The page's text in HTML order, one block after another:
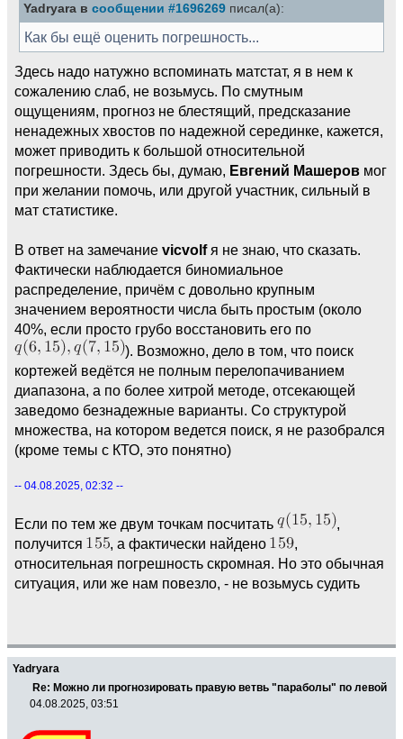
Yadryara в сообщении #1696269 писал(а):
Как бы ещё оценить погрешность...
Здесь надо натужно вспоминать матстат, я в нем к
сожалению слаб, не возьмусь. По смутным
ощущениям, прогноз не блестящий, предсказание
ненадежных хвостов по надежной серединке, кажется,
может приводить к большой относительной
погрешности. Здесь бы, думаю, Евгений Машеров мог
при желании помочь, или другой участник, сильный в
мат статистике.
В ответ на замечание vicvolfя не знаю, что сказать.
Фактически наблюдается биномиальное
распределение, причём с довольно крупным
значением вероятности числа быть простым (около
40%, если просто грубо восстановить его по
). Возможно, дело в том, что поиск
кортежей ведётся не полным перелопачиванием
диапазона, а по более хитрой методе, отсекающей
заведомо безнадежные варианты. Со структурой
множества, на котором ведется поиск, я не разобрался
(кроме темы с КТО, это понятно)
-- 04.08.2025, 02:32 --
Если по тем же двум точкам посчитать
получится
, а фактически найдено
относительная погрешность скромная. Но это обычная
ситуация, или же нам повезло, - не возьмусь судить
Yadryara
Re: Можно ли прогнозировать правую ветвь "параболы" по левой
04.08.2025, 03:51